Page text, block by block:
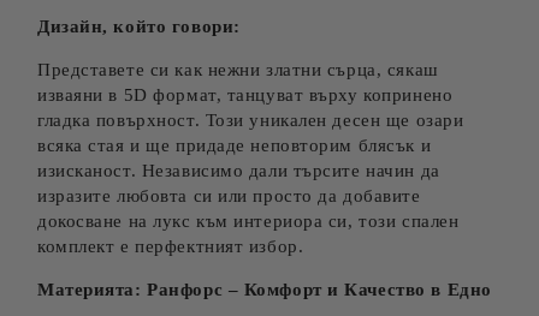
Дизайн, който говори:
Представете си как нежни златни сърца, сякаш
изваяни в 5D формат, танцуват върху копринено
гладка повърхност. Този уникален десен ще озари
всяка стая и ще придаде неповторим блясък и
изисканост. Независимо дали търсите начин да
изразите любовта си или просто да добавите
докосване на лукс към интериора си, този спален
комплект е перфектният избор.
Материята: Ранфорс – Комфорт и Качество в Едно